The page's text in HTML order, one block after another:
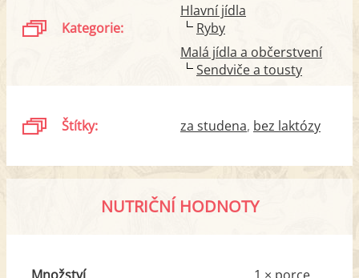
Kategorie:
Hlavní jídla
Ryby
Malá jídla a občerstvení
Sendviče a tousty
Štítky: za studena bez laktózy
NUTRIČNÍ HODNOTY